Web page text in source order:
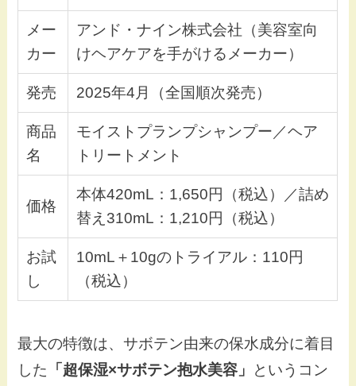
メー
カー
アンド・ナイン株式会社（美容室向
けヘアケアを手がけるメーカー）
発売 2025年4月（全国順次発売）
商品
名
モイストプランプシャンプー／ヘア
トリートメント
価格
本体420mL：1,650円（税込）／詰め
替え310mL：1,210円（税込）
お試
し
10mL＋10gのトライアル：110円
（税込）
最大の特徴は、サボテン由来の保水成分に着目
した
「超保湿×サボテン抱水美容」
というコン